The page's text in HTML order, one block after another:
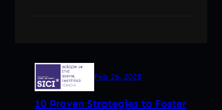
Feb 26, 2025
10 Proven Strategies to Foster